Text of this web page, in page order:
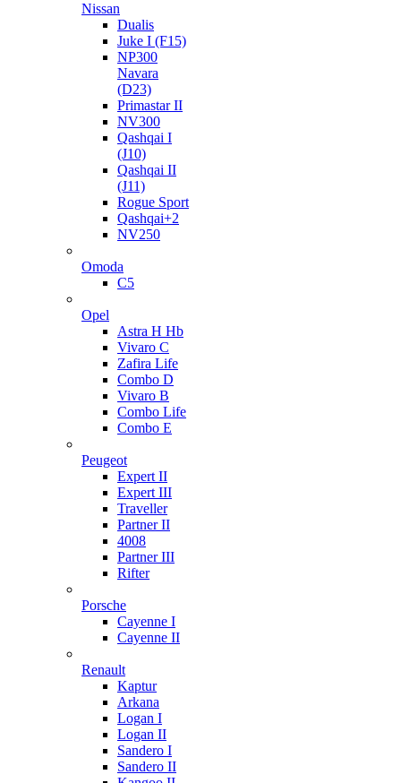
Nissan
Dualis
Juke I (F15)
NP300
Navara
(D23)
Primastar II
NV300
Qashqai I
(J10)
Qashqai II
(J11)
Rogue Sport
Qashqai+2
NV250
Omoda
C5
Opel
Astra H Hb
Vivaro C
Zafira Life
Combo D
Vivaro B
Combo Life
Combo E
Peugeot
Expert II
Expert III
Traveller
Partner II
4008
Partner III
Rifter
Porsche
Cayenne I
Cayenne II
Renault
Kaptur
Arkana
Logan I
Logan II
Sandero I
Sandero II